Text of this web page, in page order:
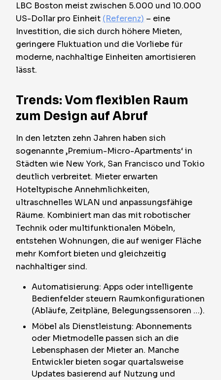
LBC Boston meist zwischen 5.000 und 10.000
US-Dollar pro Einheit (Referenz) – eine
Investition, die sich durch höhere Mieten,
geringere Fluktuation und die Vorliebe für
moderne, nachhaltige Einheiten amortisieren
lässt.
Trends: Vom flexiblen Raum
zum Design auf Abruf
In den letzten zehn Jahren haben sich
sogenannte ‚Premium-Micro-Apartments‘ in
Städten wie New York, San Francisco und Tokio
deutlich verbreitet. Mieter erwarten
Hoteltypische Annehmlichkeiten,
ultraschnelles WLAN und anpassungsfähige
Räume. Kombiniert man das mit robotischer
Technik oder multifunktionalen Möbeln,
entstehen Wohnungen, die auf weniger Fläche
mehr Komfort bieten und gleichzeitig
nachhaltiger sind.
Automatisierung: Apps oder intelligente
Bedienfelder steuern Raumkonfigurationen
(Abläufe, Zeitpläne, Belegungssensoren …).
Möbel als Dienstleistung: Abonnements
oder Mietmodelle passen sich an die
Lebensphasen der Mieter an. Manche
Entwickler bieten sogar quartalsweise
Updates basierend auf Nutzung und